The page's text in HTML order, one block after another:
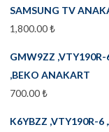
SAMSUNG TV
1,800.00₺
GMW9ZZ
,BEKO ANAKART
700.00₺
K6YBZZ ,VTY190R-6